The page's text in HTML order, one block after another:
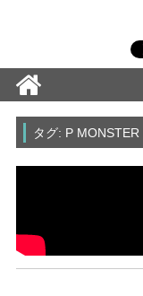
タグ: P